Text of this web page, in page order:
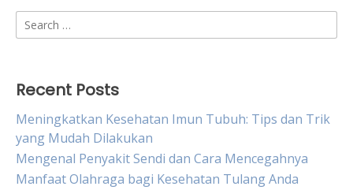
Search
for:
Recent Posts
Meningkatkan Kesehatan Imun Tubuh: Tips dan Trik
yang Mudah Dilakukan
Mengenal Penyakit Sendi dan Cara Mencegahnya
Manfaat Olahraga bagi Kesehatan Tulang Anda